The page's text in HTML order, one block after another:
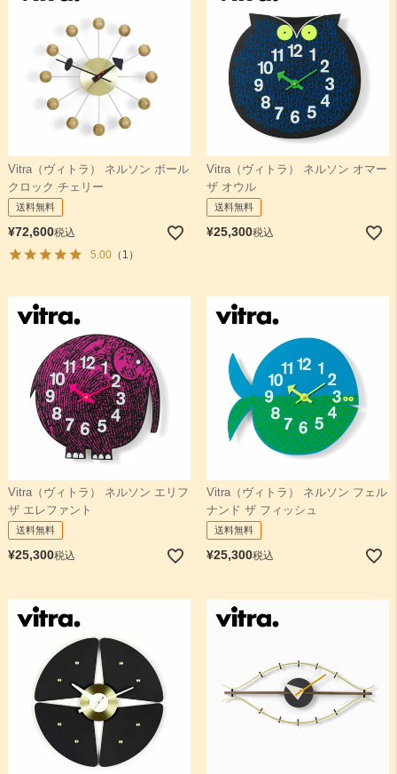
Vitra（ヴィトラ） ネルソン ボール
クロック チェリー
送料無料
¥72,600税込
5.00（1）
Vitra（ヴィトラ） ネルソン オマー
ザ オウル
送料無料
¥25,300税込
Vitra（ヴィトラ） ネルソン エリフ
ザ エレファント
送料無料
¥25,300税込
Vitra（ヴィトラ） ネルソン フェル
ナンド ザ フィッシュ
送料無料
¥25,300税込